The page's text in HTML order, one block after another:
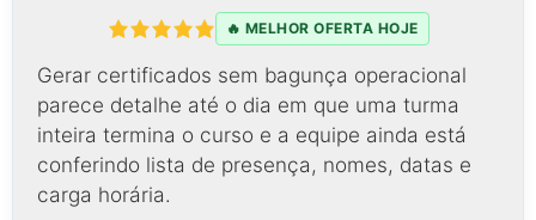
🔥 MELHOR OFERTA HOJE
Gerar certificados sem bagunça operacional
parece detalhe até o dia em que uma turma
inteira termina o curso e a equipe ainda está
conferindo lista de presença, nomes, datas e
carga horária.